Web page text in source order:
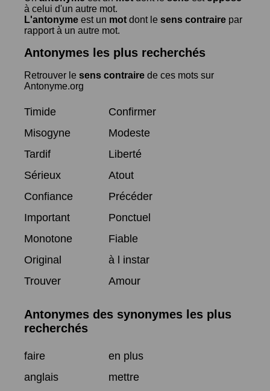
à celui d'un autre mot.
L'antonyme est un mot dont le sens contraire par
rapport à un autre mot.
Antonymes les plus recherchés
Retrouver le sens contraire de ces mots sur
Antonyme.org
Timide
Confirmer
Misogyne
Modeste
Tardif
Liberté
Sérieux
Atout
Confiance
Précéder
Important
Ponctuel
Monotone
Fiable
Original
à l instar
Trouver
Amour
Antonymes des synonymes les plus
recherchés
faire
en plus
anglais
mettre